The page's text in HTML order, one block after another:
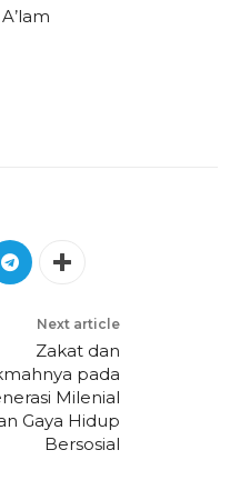
Next article
Zakat dan
pada
Milenial
Gaya Hidup
Bersosial